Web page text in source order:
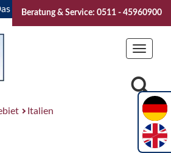
2026" Vive la
Beratung & Service: 0511 - 45960900
Toggle
Italien